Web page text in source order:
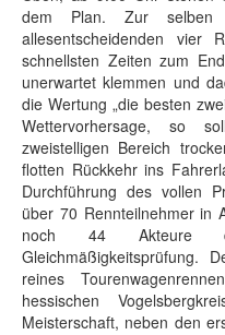
dem Plan. Zur selben
allesentscheidenden vier
schnellsten Zeiten zum
unerwartet klemmen und
die Wertung „die besten
Wettervorhersage, so
zweistelligen Bereich
flotten Rückkehr ins
Durchführung des vollen
über 70 Rennteilnehmer in
noch 44 Akteure
Gleichmäßigkeitsprüfung.
reines
hessischen
Meisterschaft, neben den